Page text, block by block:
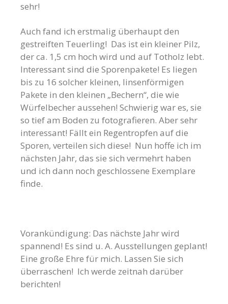
sehr!
Auch fand ich erstmalig überhaupt den
gestreiften Teuerling! Das ist ein kleiner Pilz,
der ca. 1,5 cm hoch wird und auf Totholz lebt.
Interessant sind die Sporenpakete! Es liegen
bis zu 16 solcher kleinen, linsenförmigen
Pakete in den kleinen „Bechern“, die wie
Würfelbecher aussehen! Schwierig war es, sie
so tief am Boden zu fotografieren. Aber sehr
interessant! Fällt ein Regentropfen auf die
Sporen, verteilen sich diese! Nun hoffe ich im
nächsten Jahr, das sie sich vermehrt haben
und ich dann noch geschlossene Exemplare
finde.
Vorankündigung: Das nächste Jahr wird
spannend! Es sind u. A. Ausstellungen geplant!
Eine große Ehre für mich. Lassen Sie sich
überraschen! Ich werde zeitnah darüber
berichten!